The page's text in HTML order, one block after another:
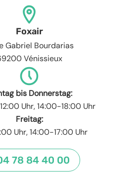
Foxair
Gabriel Bourdarias
Vénissieux
bis Donnerstag:
Uhr, 14:00-18:00 Uhr
Freitag:
Uhr, 14:00-17:00 Uhr
78 84 40 00